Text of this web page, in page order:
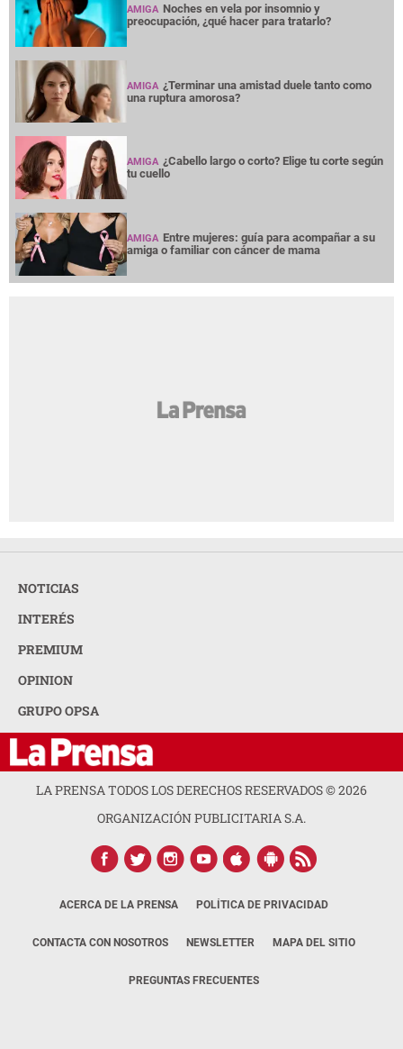
AMIGA Noches en vela por insomnio y
preocupación, ¿qué hacer para tratarlo?
AMIGA ¿Terminar una amistad duele tanto como
una ruptura amorosa?
AMIGA ¿Cabello largo o corto? Elige tu corte según
tu cuello
AMIGA Entre mujeres: guía para acompañar a su
amiga o familiar con cáncer de mama
NOTICIAS
INTERÉS
PREMIUM
OPINION
GRUPO OPSA
LA PRENSA TODOS LOS DERECHOS RESERVADOS ©2026
ORGANIZACIÓN PUBLICITARIA S.A.
ACERCA DE LA PRENSA POLÍTICA DE PRIVACIDAD
CONTACTA CON NOSOTROS NEWSLETTER MAPA DEL SITIO
PREGUNTAS FRECUENTES